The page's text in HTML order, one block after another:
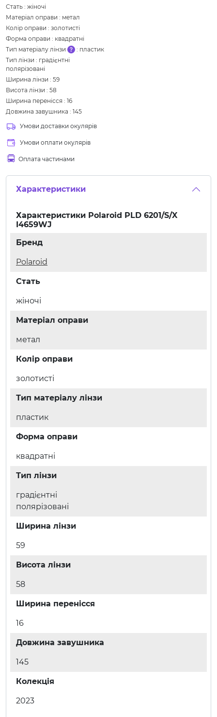
Стать : жіночі
Матеріал оправи : метал
Колір оправи : золотисті
Форма оправи : квадратні
Тип матеріалу лінзи
: пластик
Тип лінзи : градієнтні
полярізовані
Ширина лінзи : 59
Висота лінзи : 58
Ширина перенісся : 16
Довжина завушника : 145
Умови доставки окулярів
Умови оплати окулярів
Оплата частинами
Характеристики
Характеристики Polaroid PLD 6201/S/X
I4659WJ
Бренд
Polaroid
Стать
жіночі
Матеріал оправи
метал
Колір оправи
золотисті
Тип матеріалу лінзи
пластик
Форма оправи
квадратні
Тип лінзи
градієнтні
полярізовані
Ширина лінзи
59
Висота лінзи
58
Ширина перенісся
16
Довжина завушника
145
Колекція
2023